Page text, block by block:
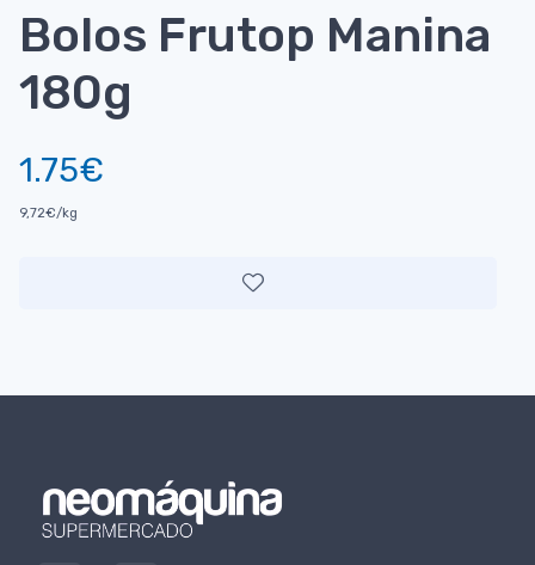
Bolos Frutop Manina
180g
1.75€
9,72€/kg